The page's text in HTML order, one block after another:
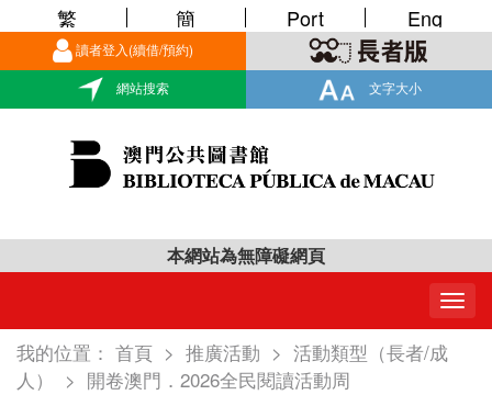
讀者登入(續借/預約)
網站搜索 文字大小
繁 簡 Port Eng
本網站為無障礙網頁
我的位置： 首頁 > 推廣活動 > 活動類型（長者/成
人）
> 開卷澳門．2026全民閱讀活動周